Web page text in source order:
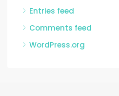
Entries feed
Comments feed
WordPress.org